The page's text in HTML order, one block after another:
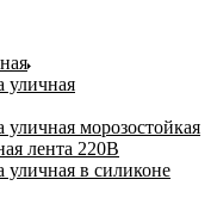
уличная
уличная морозостойкая
лента 220В
уличная в силиконе